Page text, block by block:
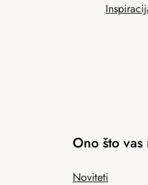
Ono što vas
Noviteti